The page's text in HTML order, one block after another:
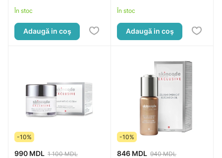
În stoc
Adaugă in coş
125ml
În stoc
Adaugă in coş
-10%
990 MDL 1 100 MDL
-10%
846 MDL 940 MDL